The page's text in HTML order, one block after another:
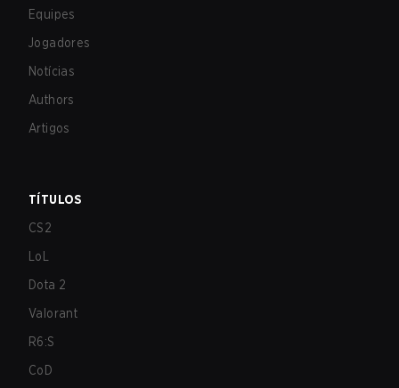
Equipes
Jogadores
Notícias
Authors
Artigos
TÍTULOS
CS2
LoL
Dota 2
Valorant
R6:S
CoD